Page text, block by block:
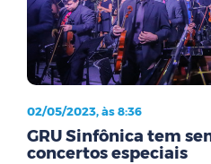
02/05/2023, às 8:36
GRU Sinfônica tem
concertos especiais